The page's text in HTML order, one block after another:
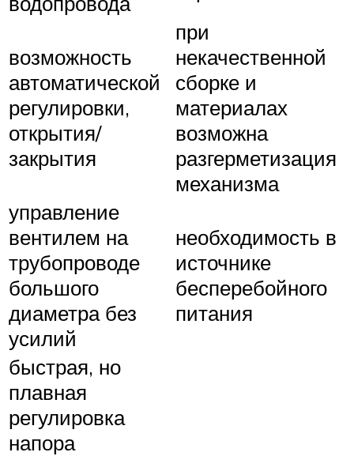
возможность
автоматической
регулировки,
открытия/
закрытия
при
некачественной
сборке и
материалах
возможна
разгерметизация
механизма
управление
вентилем на
трубопроводе
большого
диаметра без
усилий
необходимость в
источнике
бесперебойного
питания
быстрая, но
плавная
регулировка
напора